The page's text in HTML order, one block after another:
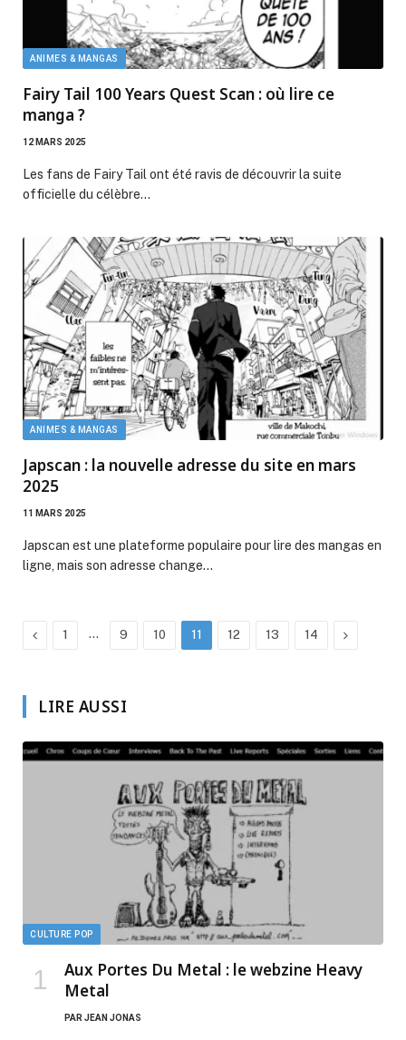
ANIMES & MANGAS
Fairy Tail 100 Years Quest Scan : où lire ce
manga ?
12 MARS 2025
Les fans de Fairy Tail ont été ravis de découvrir la suite
officielle du célèbre…
ANIMES & MANGAS
Japscan : la nouvelle adresse du site en mars
2025
11 MARS 2025
Japscan est une plateforme populaire pour lire des mangas en
ligne, mais son adresse change…
Précédent
1 … 9 10 11 12 13 14 Suivante
LIRE AUSSI
CULTURE POP
Aux Portes Du Metal : le webzine Heavy
Metal
PAR JEAN JONAS